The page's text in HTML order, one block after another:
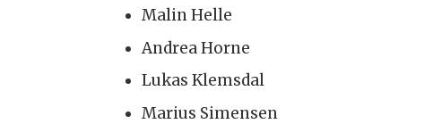
Malin Helle
Andrea Horne
Lukas Klemsdal
Marius Simensen